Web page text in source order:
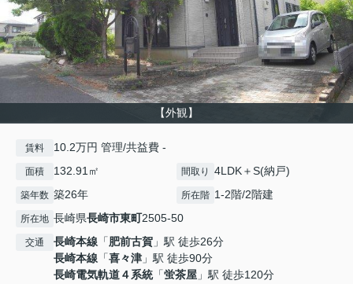
【外観】
賃料 10.2万円 管理/共益費 -
面積 132.91㎡ 間取り 4LDK＋S(納戸)
築年数 築26年 所在階 1-2階/2階建
所在地 長崎県長崎市東町2505-50
交通 長崎本線 「肥前古賀 」駅 徒歩26分
長崎本線 「喜々津 」駅 徒歩90分
長崎電気軌道４系統「蛍茶屋 」駅 徒歩120分